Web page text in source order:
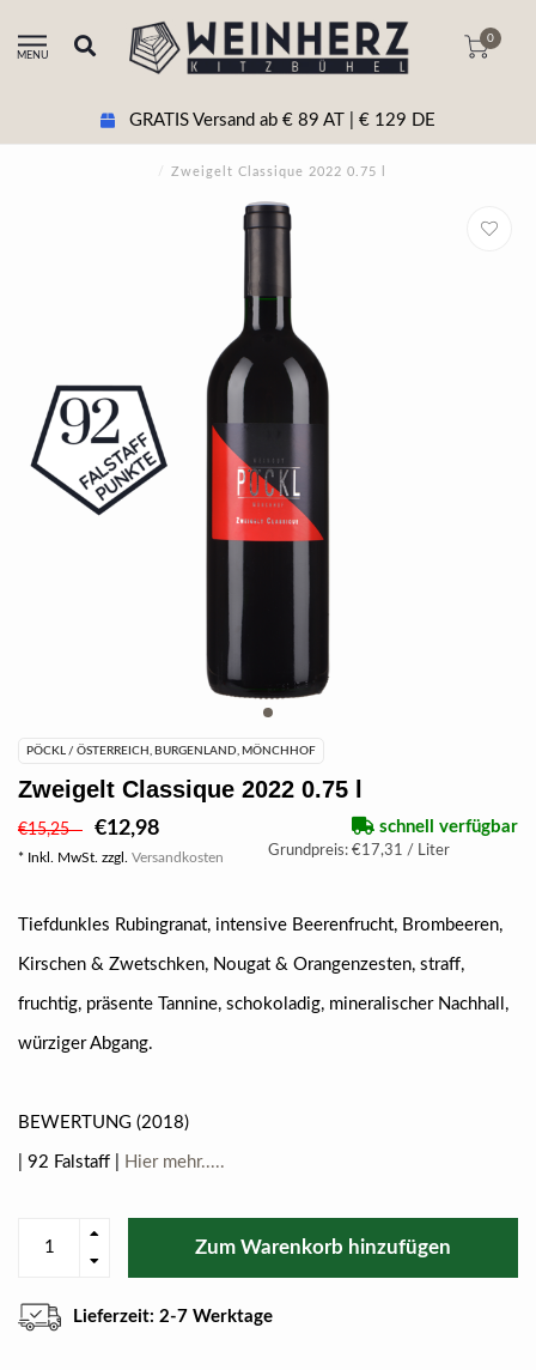
MENU
0
GRATIS Versand ab € 89 AT | € 129 DE
/ Zweigelt Classique 2022 0.75 l
PÖCKL / ÖSTERREICH, BURGENLAND, MÖNCHHOF
Zweigelt Classique 2022 0.75 l
€15,25 €12,98
* Inkl. MwSt. zzgl. Versandkosten
schnell verfügbar
Grundpreis: €17,31 / Liter
Tiefdunkles Rubingranat, intensive Beerenfrucht, Brombeeren,
Kirschen & Zwetschken, Nougat & Orangenzesten, straff,
fruchtig, präsente Tannine, schokoladig, mineralischer Nachhall,
würziger Abgang.
BEWERTUNG (2018)
| 92 Falstaff | Hier mehr.....
Zum Warenkorb hinzufügen
Lieferzeit: 2-7 Werktage